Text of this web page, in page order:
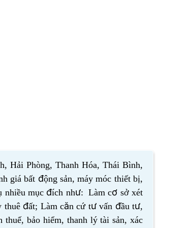
Hải Phòng, Thanh Hóa, Thái Bình,
giá bất động sản, máy móc thiết bị,
nhiều mục đích như: Làm cơ sở xét
thuê đất; Làm căn cứ tư vấn đầu tư,
thuế, bảo hiểm, thanh lý tài sản, xác